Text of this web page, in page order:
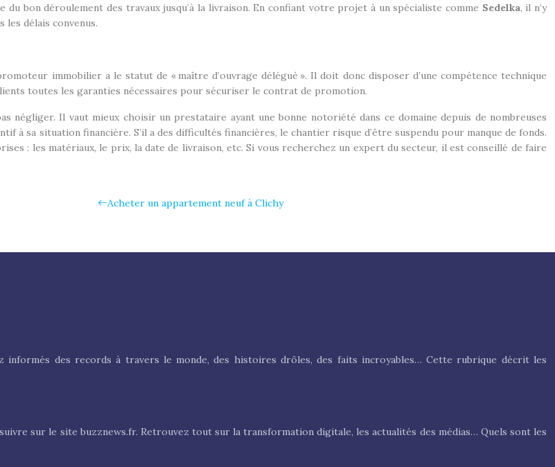
bon déroulement des travaux jusqu’à la livraison. En confiant votre projet à un spécialiste comme Sedelka, il n’y
les délais convenus.
immobilier a le statut de « maître d’ouvrage délégué ». Il doit donc disposer d’une compétence technique
toutes les garanties nécessaires pour sécuriser le contrat de promotion.
négliger. Il vaut mieux choisir un prestataire ayant une bonne notoriété dans ce domaine depuis de nombreuses
à sa situation financière. S’il a des difficultés financières, le chantier risque d’être suspendu pour manque de fonds.
: les matériaux, le prix, la date de livraison, etc. Si vous recherchez un expert du secteur, il est conseillé de faire
Acheter un appartement neuf à Clichy
des records à travers le monde, des histoires drôles, des faits incroyables… Cette rubrique décrit les
sur le site buzznews.fr. Retrouvez tout sur la transformation digitale, les actualités des médias… Quels sont les